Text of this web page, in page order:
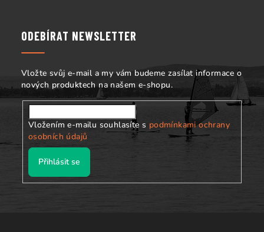
ODEBÍRAT NEWSLETTER
Vložte svůj e-mail a my vám budeme zasílat informace o
nových produktech na našem e-shopu.
Vložením e-mailu souhlasíte s podmínkami ochrany
osobních údajů
Přihlásit se